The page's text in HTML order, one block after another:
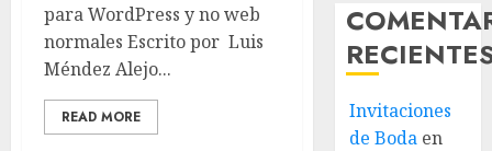
para WordPress y no web
normales Escrito por Luis
Méndez Alejo...
READ MORE
Invitaciones
de Boda en